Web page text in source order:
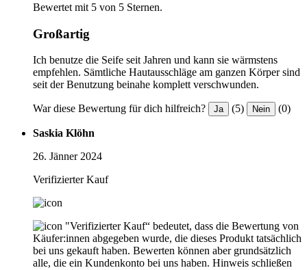
Bewertet mit 5 von 5 Sternen.
Großartig
Ich benutze die Seife seit Jahren und kann sie wärmstens
empfehlen. Sämtliche Hautausschläge am ganzen Körper sind
seit der Benutzung beinahe komplett verschwunden.
War diese Bewertung für dich hilfreich? Ja (5) Nein (0)
Saskia Klöhn
26. Jänner 2024
Verifizierter Kauf
"Verifizierter Kauf“ bedeutet, dass die Bewertung von
Käufer:innen abgegeben wurde, die dieses Produkt tatsächlich
bei uns gekauft haben. Bewerten können aber grundsätzlich
alle, die ein Kundenkonto bei uns haben. Hinweis schließen